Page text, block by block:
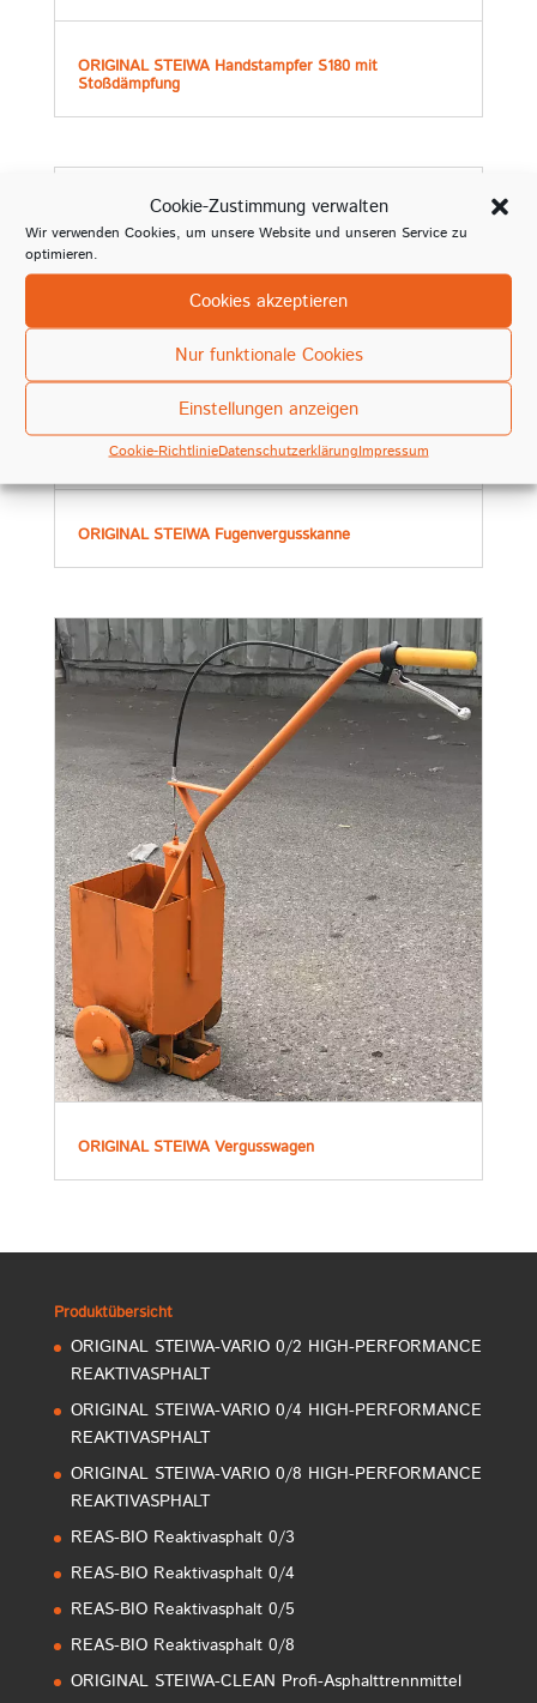
Cookie-Zustimmung verwalten
Wir verwenden Cookies, um unsere Website und unseren Service zu
optimieren.
Cookies akzeptieren
Nur funktionale Cookies
Einstellungen anzeigen
Cookie-RichtlinieDatenschutzerklärungImpressum
ORIGINAL STEIWA Handstampfer S180 mit
Stoßdämpfung
ORIGINAL STEIWA Fugenvergusskanne
ORIGINAL STEIWA Vergusswagen
Produktübersicht
ORIGINAL STEIWA-VARIO 0/2 HIGH-PERFORMANCE
REAKTIVASPHALT
ORIGINAL STEIWA-VARIO 0/4 HIGH-PERFORMANCE
REAKTIVASPHALT
ORIGINAL STEIWA-VARIO 0/8 HIGH-PERFORMANCE
REAKTIVASPHALT
REAS-BIO Reaktivasphalt 0/3
REAS-BIO Reaktivasphalt 0/4
REAS-BIO Reaktivasphalt 0/5
REAS-BIO Reaktivasphalt 0/8
ORIGINAL STEIWA-CLEAN Profi-Asphalttrennmittel